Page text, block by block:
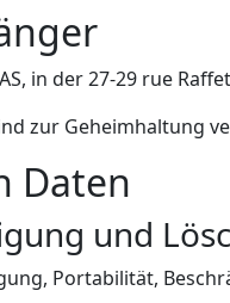
in der 27-29 rue
zur Geheimhaltung
Daten
und
Portabilität,